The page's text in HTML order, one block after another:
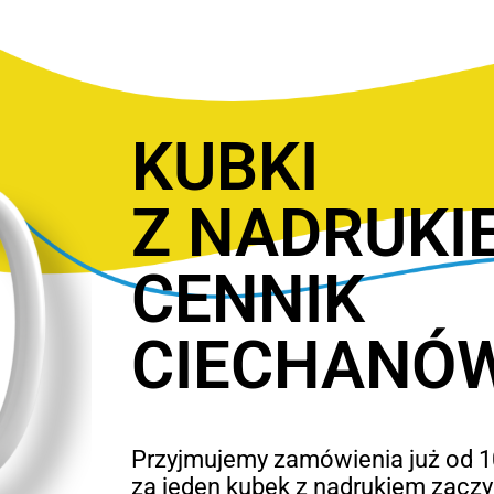
KUBKI
Z
CENNIK
Przyjmujemy zamówienia już od
za jeden kubek z nadrukiem